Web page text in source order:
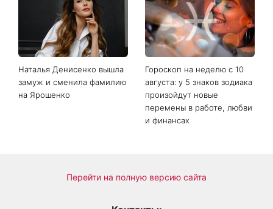
Маникюр «личи мартини»
вытесняет нюд: выглядит
дорого и подходит ко
всему
От черного до
фиолетового: что будет в
моде осенью 2026 года -
главные тренды сезона